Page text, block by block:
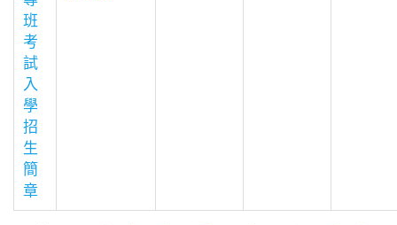
班
考
試
入
學
招
生
簡
章